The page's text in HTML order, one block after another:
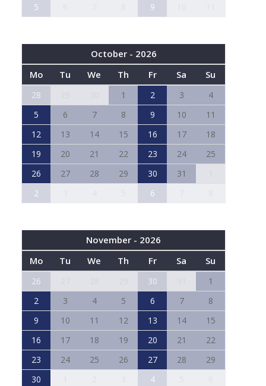
5
9
October - 2026
Mo
Tu We Th Fr Sa Su
28 1 2 3
4
5
6 7 8 9 10
11
12
13 14 15 16 17
18
19
20 21 22 23 24
25
26
27 28 29 30 31
2
6
November - 2026
Mo
Tu We Th Fr Sa Su
26 30
1
2
3 4 5 6 7
8
9
10 11 12 13 14
15
16
17 18 19 20 21
22
23
24 25 26 27 28
29
30
4